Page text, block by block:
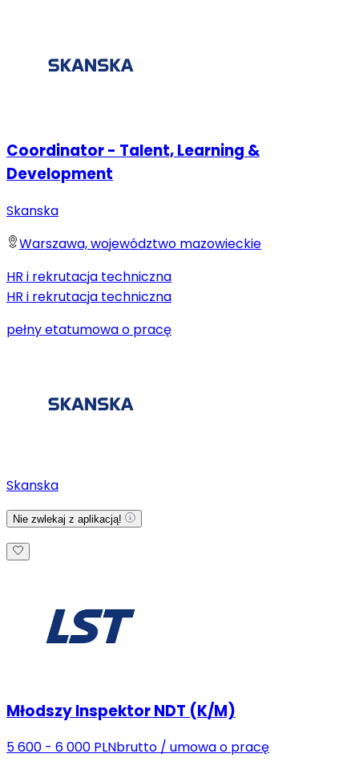
Coordinator - Talent, Learning &
Development
Skanska
Warszawa, województwo mazowieckie
HR i rekrutacja techniczna
HR i rekrutacja techniczna
pełny etatumowa o pracę
Skanska
Nie zwlekaj z aplikacją!
Młodszy Inspektor NDT (K/M)
5 600 - 6 000 PLNbrutto / umowa o pracę